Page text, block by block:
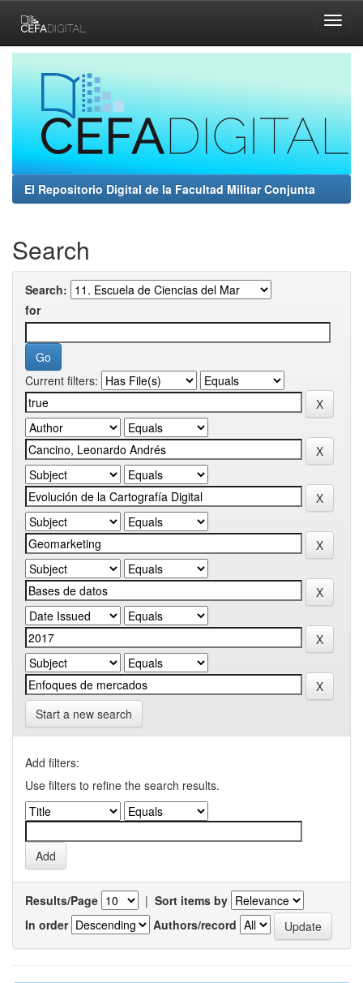
navigation
El Repositorio Digital de la Facultad Militar Conjunta
Search
Search:
for
Current filters:
Start a new search
Add filters:
Use filters to refine the search results.
Results/Page | Sort items by
In order
Authors/record